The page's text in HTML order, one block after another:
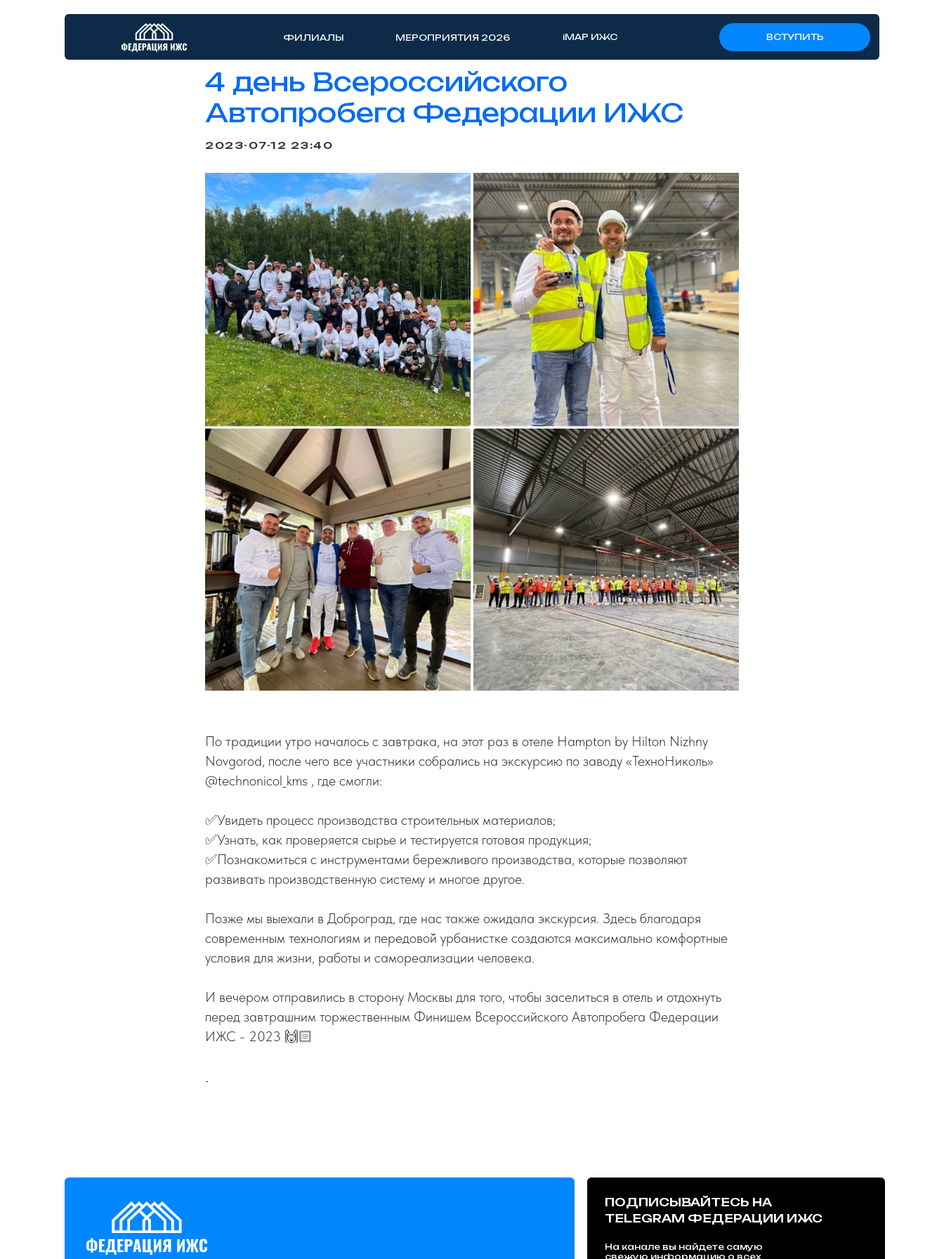
iMAP ИЖС
МЕРОПРИЯТИЯ 2026
ФИЛИАЛЫ ВСТУПИТЬ
4 день Всероссийского
Автопробега Федерации ИЖС
2023-07-12 23:40
По традиции утро началось с завтрака, на этот раз в отеле Hampton by Hilton Nizhny
Novgorod, после чего все участники собрались на экскурсию по заводу «ТехноНиколь»
@technonicol_kms , где смогли:
✅Увидеть процесс производства строительных материалов;
✅Узнать, как проверяется сырье и тестируется готовая продукция;
✅Познакомиться с инструментами бережливого производства, которые позволяют
развивать производственную систему и многое другое.
Позже мы выехали в Доброград, где нас также ожидала экскурсия. Здесь благодаря
современным технологиям и передовой̆ урбанистке создаются максимально комфортные
условия для жизни, работы и самореализации человека.
И вечером отправились в сторону Москвы для того, чтобы заселиться в отель и отдохнуть
перед завтрашним торжественным Финишем Всероссийского Автопробега Федерации
ИЖС - 2023 🙌🏻
-
На канале вы найдете самую
свежую информацию о всех
ПОДПИСЫВАЙТЕСЬ НА
TELEGRAM ФЕДЕРАЦИИ ИЖС